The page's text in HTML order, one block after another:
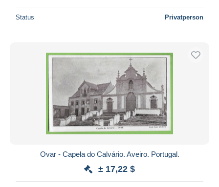
Status Privatperson
Ovar - Capela do Calvário. Aveiro. Portugal.
± 17,22 $